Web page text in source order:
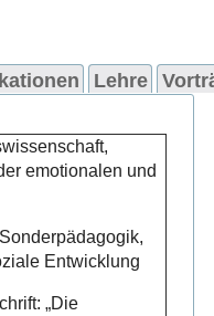
Lehre
emotionalen und
Entwicklung
„Die